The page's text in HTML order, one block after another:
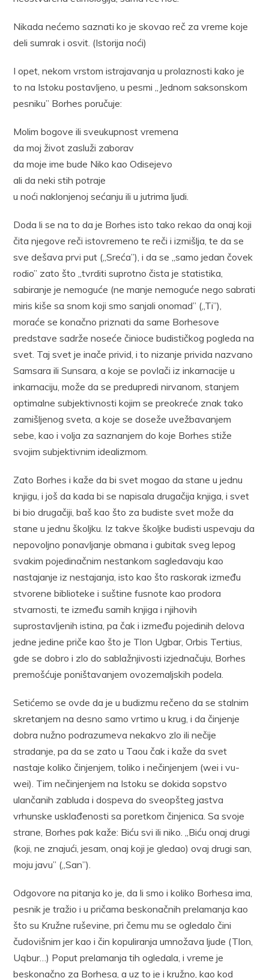
Nikada nećemo saznati ko je skovao reč za vreme koje
deli sumrak i osvit. (Istorija noći)
I opet, nekom vrstom istrajavanja u prolaznosti kako je
to na Istoku postavljeno, u pesmi „Jednom saksonskom
pesniku” Borhes poručuje:
Molim bogove ili sveukupnost vremena
da moj život zasluži zaborav
da moje ime bude Niko kao Odisejevo
ali da neki stih potraje
u noći naklonjenoj sećanju ili u jutrima ljudi.
Doda li se na to da je Borhes isto tako rekao da onaj koji
čita njegove reči istovremeno te reči i izmišlja, te da se
sve dešava prvi put („Sreća”), i da se „samo jedan čovek
rodio” zato što „tvrditi suprotno čista je statistika,
sabiranje je nemoguće (ne manje nemoguće nego sabrati
miris kiše sa snom koji smo sanjali onomad” („Ti”),
moraće se konačno priznati da same Borhesove
predstave sadrže noseće činioce budističkog pogleda na
svet. Taj svet je inače privid, i to nizanje privida nazvano
Samsara ili Sunsara, a koje se povlači iz inkarnacije u
inkarnaciju, može da se predupredi nirvanom, stanjem
optimalne subjektivnosti kojim se preokreće znak tako
zamišljenog sveta, a koje se doseže uvežbavanjem
sebe, kao i volja za saznanjem do koje Borhes stiže
svojim subjektivnim idealizmom.
Zato Borhes i kaže da bi svet mogao da stane u jednu
knjigu, i još da kada bi se napisala drugačija knjiga, i svet
bi bio drugačiji, baš kao što za budiste svet može da
stane u jednu školjku. Iz takve školjke budisti uspevaju da
nepovoljno ponavljanje obmana i gubitak sveg lepog
svakim pojedinačnim nestankom sagledavaju kao
nastajanje iz nestajanja, isto kao što raskorak između
stvorene biblioteke i suštine fusnote kao prodora
stvarnosti, te između samih knjiga i njihovih
suprostavljenih istina, pa čak i između pojedinih delova
jedne jedine priče kao što je Tlon Ugbar, Orbis Tertius,
gde se dobro i zlo do sablažnjivosti izjednačuju, Borhes
premošćuje poništavanjem ovozemaljskih podela.
Setićemo se ovde da je u budizmu rečeno da se stalnim
skretanjem na desno samo vrtimo u krug, i da činjenje
dobra nužno podrazumeva nekakvo zlo ili nečije
stradanje, pa da se zato u Taou čak i kaže da svet
nastaje koliko činjenjem, toliko i nečinjenjem (wei i vu-
wei). Tim nečinjenjem na Istoku se dokida sopstvo
ulančanih zabluda i dospeva do sveopšteg jastva
vrhunske usklađenosti sa poretkom činjenica. Sa svoje
strane, Borhes pak kaže: Biću svi ili niko. „Biću onaj drugi
(koji, ne znajući, jesam, onaj koji je gledao) ovaj drugi san,
moju javu” („San”).
Odgovore na pitanja ko je, da li smo i koliko Borhesa ima,
pesnik je tražio i u pričama beskonačnih prelamanja kao
što su Kružne ruševine, pri čemu mu se ogledalo čini
čudovišnim jer kao i čin kopuliranja umnožava ljude (Tlon,
Uqbur…) Poput prelamanja tih ogledala, i vreme je
beskonačno za Borhesa, a uz to je i kružno, kao kod